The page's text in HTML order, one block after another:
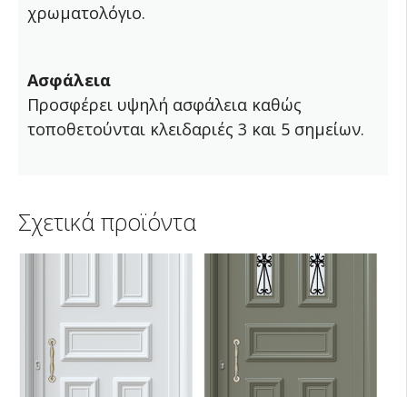
χρωματολόγιο.
Ασφάλεια
Προσφέρει υψηλή ασφάλεια καθώς
τοποθετούνται κλειδαριές 3 και 5 σημείων.
Σχετικά προϊόντα